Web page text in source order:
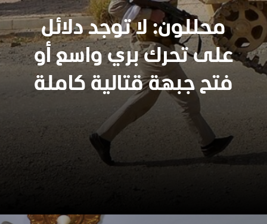
محللون: لا توجد دلائل
على تحرك بري واسع أو
فتح جبهة قتالية كاملة
سنجدهــم كلهـم
وسيعاقبون جميعا